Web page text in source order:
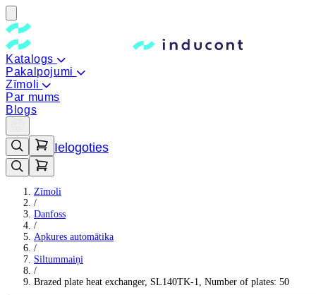
Katalogs
Pakalpojumi
Zīmoli
Par mums
Blogs
Ielogoties
Zīmoli
/
Danfoss
/
Apkures automātika
/
Siltummaiņi
/
Brazed plate heat exchanger, SL140TK-1, Number of plates: 50